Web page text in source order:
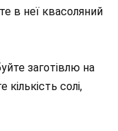
в неї квасоляний
заготівлю на
кількість солі,